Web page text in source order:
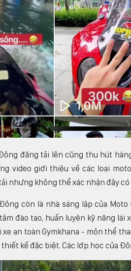
đăng tải lên cũng thu hút
video giới thiệu về các loại
nhưng không thể xác nhận đây
còn là nhà sáng lập của
đào tạo, huấn luyện kỹ năng
an toàn Gymkhana - môn thể
kế đặc biệt. Các lớp học của